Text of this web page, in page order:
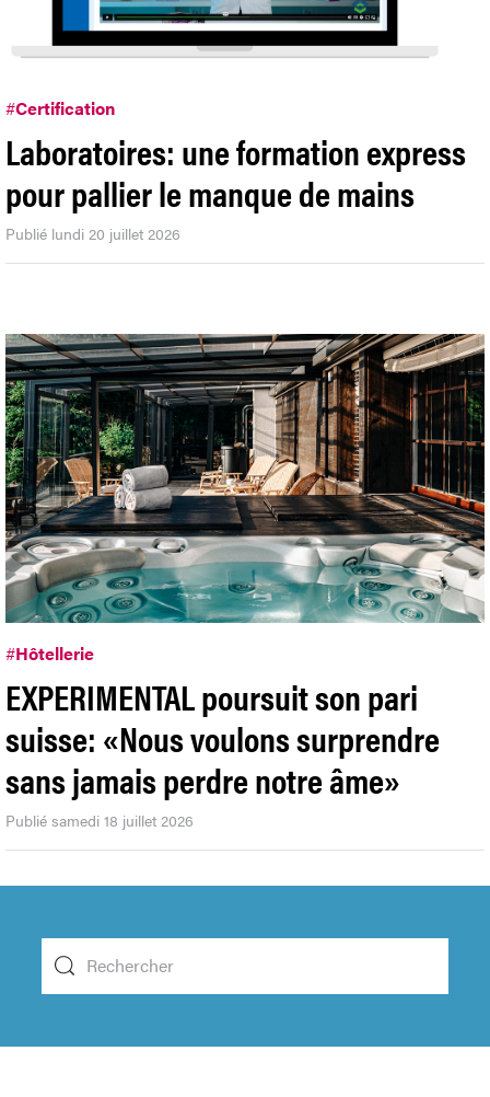
#Certification
Laboratoires: une formation express
pour pallier le manque de mains
Publié lundi 20 juillet 2026
#Hôtellerie
EXPERIMENTAL poursuit son pari
suisse: «Nous voulons surprendre
sans jamais perdre notre âme»
Publié samedi 18 juillet 2026